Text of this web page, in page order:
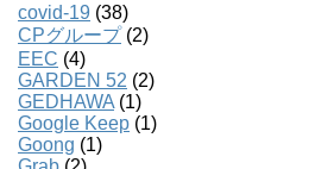
covid-19 (38)
CPグループ(2)
EEC (4)
GARDEN 52 (2)
GEDHAWA (1)
Google Keep (1)
Goong (1)